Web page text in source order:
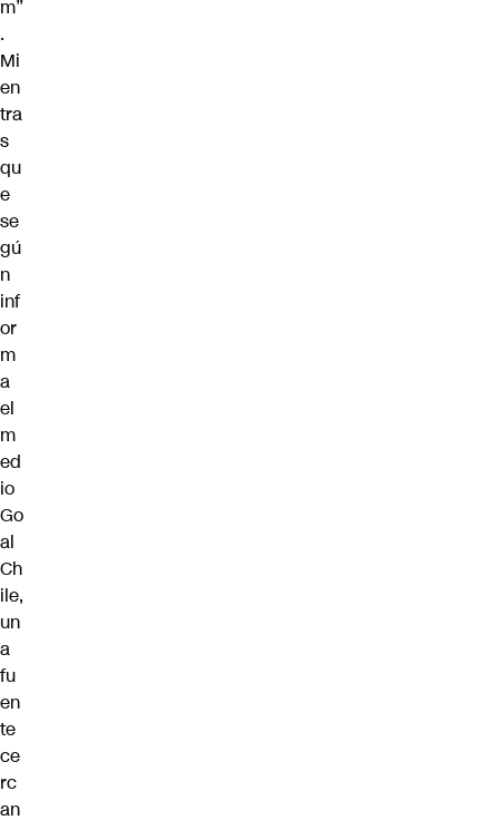
m”
.
Mi
en
tra
s
qu
e
se
gú
n
inf
or
m
a
el
m
ed
io
Go
al
Ch
ile,
un
a
fu
en
te
ce
rc
an